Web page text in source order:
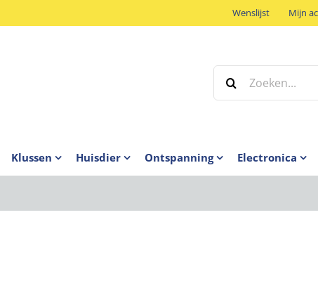
Wenslijst Mijn
Zoeken
naar:
Klussen Huisdier Ontspanning Electronica